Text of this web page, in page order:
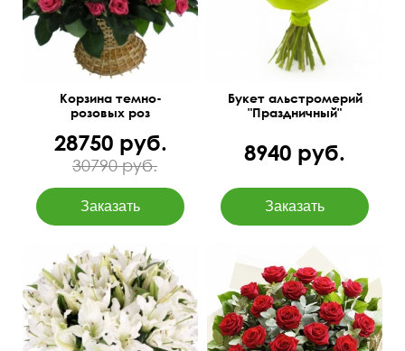
Корзина темно-
розовых роз
28750 руб.
30790 руб.
Букет альстромерий
"Праздничный"
8940 руб.
15 лилий под ленту.
Упаковка фетр